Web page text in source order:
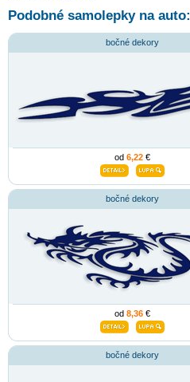
Podobné samolepky na auto:
bočné dekory
od 6,22 €
bočné dekory
od 8,36 €
bočné dekory